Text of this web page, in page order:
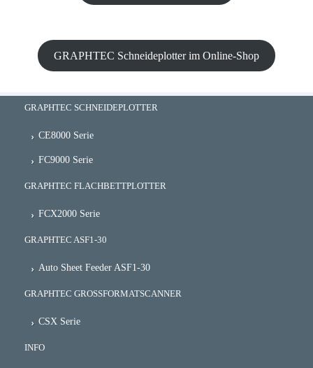
GRAPHTEC Schneideplotter im Online-Shop
GRAPHTEC SCHNEIDEPLOTTER
CE8000 Serie
FC9000 Serie
GRAPHTEC FLACHBETTPLOTTER
FCX2000 Serie
GRAPHTEC ASF1-30
Auto Sheet Feeder ASF1-30
GRAPHTEC GROSSFORMATSCANNER
CSX Serie
INFO